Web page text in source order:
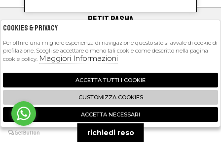
PETIT PASHA
EXTRA
2026 Petit Pasha - P.iva : 09423341214 Powered by
Zucchetti
🍪
richiedi reso
Cookies & Privacy
Per offrire una migliore esperienza di navigazione questo sito si avvale di cookie di
profilazione. Scegli se accettare o meno tali cookie come descritto nella pagina
cookie policy. Maggiori Informazioni
ACCETTA TUTTI I COOKIE
CUSTOMIZZA COOKIES
ACCETTA NECESSARI